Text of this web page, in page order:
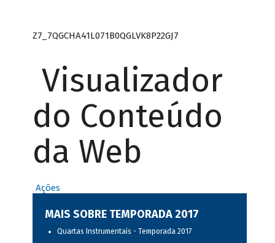
Z7_7QGCHA41L071B0QGLVK8P22GJ7
Visualizador
do Conteúdo
da Web
Ações
MAIS SOBRE TEMPORADA 2017
Quartas Instrumentais - Temporada 2017